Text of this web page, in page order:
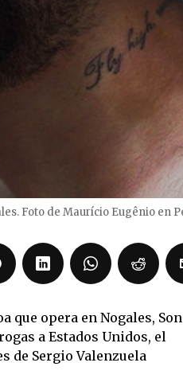
Foto de Maurício Eugênio en
que opera en Nogales,
a Estados Unidos, el
de Sergio Valenzuela